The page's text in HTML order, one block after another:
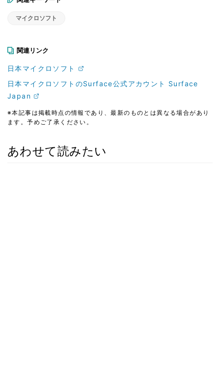
マイクロソフト
関連リンク
日本マイクロソフト
日本マイクロソフトのSurface公式アカウント Surface
Japan
※本記事は掲載時点の情報であり、最新のものとは異なる場合があり
ます。予めご了承ください。
あわせて読みたい